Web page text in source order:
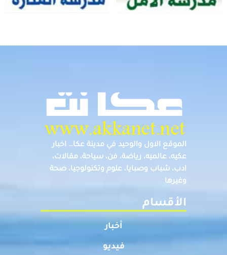
الموقع الاول والوحيد في مدينة عكا… اخبار
عكيه، عالميه، رياضة، فن، سياحة، مقالات،
ادب، شباب وصبايا، علوم وتكنولوجيا، صحة
وغيرها
الأقسام
أخبار
فيديو